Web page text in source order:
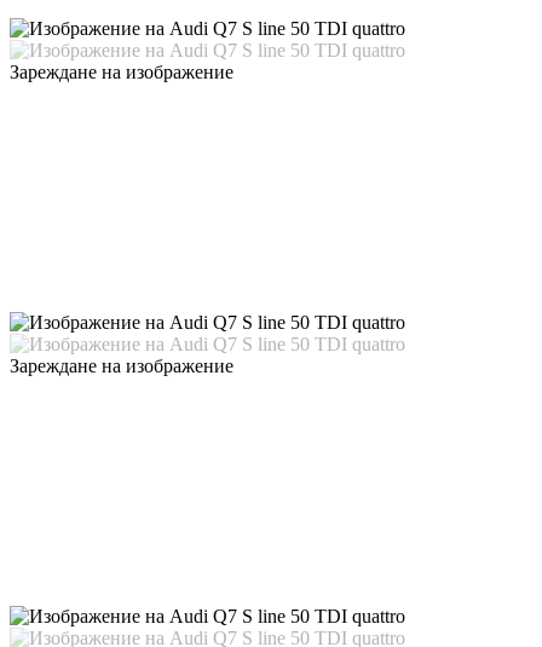
Зареждане на изображение
Зареждане на изображение